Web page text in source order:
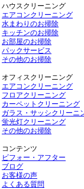
ハウスクリーニング
エアコンクリーニング
水まわりのお掃除
キッチンのお掃除
お部屋のお掃除
パックサービス
その他のお掃除
オフィスクリーニング
エアコンクリーニング
フロアクリーニング
カーペットクリーニング
ガラス・サッシクリーニ
蛍光灯クリーニング
その他のお掃除
コンテンツ
ビフォー・アフター
ブログ
お客様の声
よくある質問